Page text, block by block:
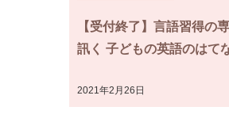
【受付終了】言語習得の
訊く 子どもの英語のはて
2021年2月26日